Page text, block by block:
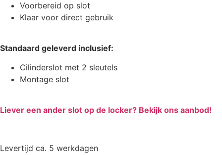
Voorbereid op slot
Klaar voor direct gebruik
Standaard geleverd inclusief:
Cilinderslot met 2 sleutels
Montage slot
Liever een ander slot op de locker? Bekijk ons aanbod!
Levertijd ca. 5 werkdagen